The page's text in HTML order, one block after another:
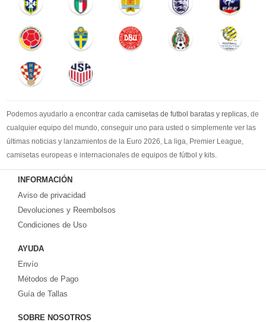
Podemos ayudarlo a encontrar cada camisetas de futbol baratas y replicas, de
cualquier equipo del mundo, conseguir uno para usted o simplemente ver las
últimas noticias y lanzamientos de la Euro 2026, La liga, Premier League,
camisetas europeas e internacionales de equipos de fútbol y kits.
Comprecamisetas de futbol baratasen la tienda deportiva más grande de
Europa. ¡Grandes ofertas en todas las camisetas del club de fútbol, ​​kits
europeos e internacionales, todo a los precios más bajos!
Compre nuestra gran selección de
equipaciones, camisetas y un portero a partir de €17.6. Diseños de fútbol
INFORMACIÓN
Aviso de privacidad
Devoluciones y Reembolsos
Condiciones de Uso
AYUDA
Envío
Métodos de Pago
Guía de Tallas
SOBRE NOSOTROS